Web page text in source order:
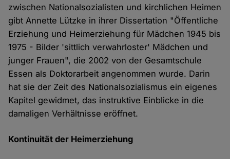
zwischen Nationalsozialisten und kirchlichen Heimen
gibt Annette Lützke in ihrer Dissertation "Öffentliche
Erziehung und Heimerziehung für Mädchen 1945 bis
1975 - Bilder 'sittlich verwahrloster' Mädchen und
junger Frauen", die 2002 von der Gesamtschule
Essen als Doktorarbeit angenommen wurde. Darin
hat sie der Zeit des Nationalsozialismus ein eigenes
Kapitel gewidmet, das instruktive Einblicke in die
damaligen Verhältnisse eröffnet.
Kontinuität der Heimerziehung